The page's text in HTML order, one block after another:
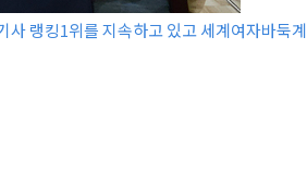
랭킹1위를 지속하고 있고 세계여자바둑계